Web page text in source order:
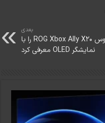
بعدی
ایسوس ROG Xbox Ally X20 را با
نمایشگر OLED معرفی کرد